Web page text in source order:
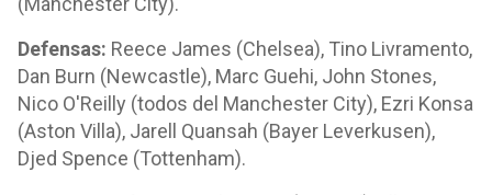
Defensas: Reece James (Chelsea), Tino Livramento,
Dan Burn (Newcastle), Marc Guehi, John Stones,
Nico O'Reilly (todos del Manchester City), Ezri Konsa
(Aston Villa), Jarell Quansah (Bayer Leverkusen),
Djed Spence (Tottenham).